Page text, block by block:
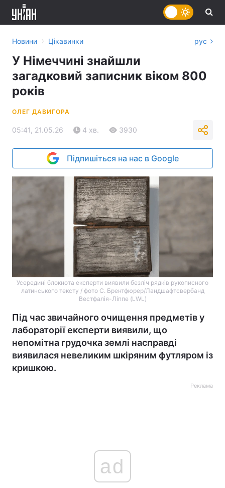
Новини › Цікавинки рус
У Німеччині знайшли
загадковий записник віком 800
років
ОЛЕГ ДАВИГОРА
05:41, 21.05.26 4 хв. 3930
Підпишіться на нас в Google
Усередині блокнота експерти виявили безліч рядків рукописного
латинського тексту / фото С. Брентфюрер/Ландшафтсвербанд
Вестфалія-Ліппе (LWL)
Під час звичайного очищення предметів у
лабораторії експерти виявили, що
непомітна грудочка землі насправді
виявилася невеликим шкіряним футляром із
кришкою.
Реклама
ad